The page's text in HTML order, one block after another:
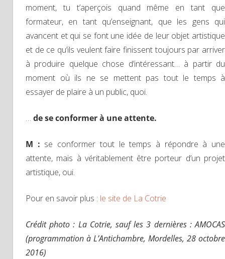
moment, tu t’aperçois quand même en tant que
formateur, en tant qu’enseignant, que les gens qui
avancent et qui se font une idée de leur objet artistique
et de ce qu’ils veulent faire finissent toujours par arriver
à produire quelque chose d’intéressant… à partir du
moment où ils ne se mettent pas tout le temps à
essayer de plaire à un public, quoi.
… de se conformer à une attente.
M : se conformer tout le temps à répondre à une
attente, mais à véritablement être porteur d’un projet
artistique, oui.
Pour en savoir plus : le site de La Cotrie
Crédit photo : La Cotrie, sauf les 3 dernières : AMOCAS
(programmation à L’Antichambre, Mordelles, 28 octobre
2016)